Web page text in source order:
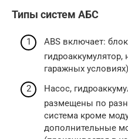
Типы систем АБС
ABS включает:
гидроаккумулятор,
гаражных
Насос,
размещены по
система кроме
дополнительные